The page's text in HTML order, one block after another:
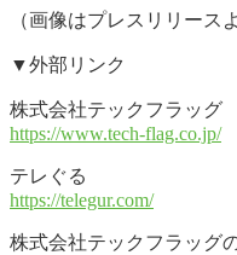
（画像はプレスリリース
▼外部リンク
株式会社テックフラッグ
https://www.tech-flag.co.jp/
テレぐる
https://telegur.com/
株式会社テックフラッグ